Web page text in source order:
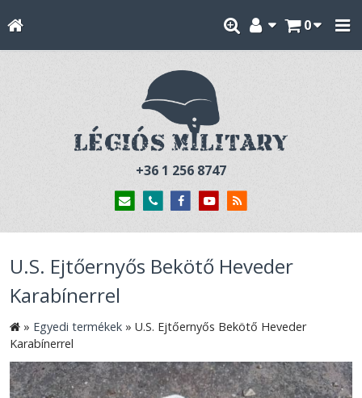
0
+36 1 256 8747
U.S. Ejtőernyős Bekötő Heveder
Karabínerrel
» Egyedi termékek » U.S. Ejtőernyős Bekötő Heveder
Karabínerrel